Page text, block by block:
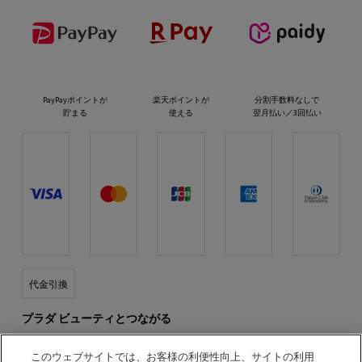
PayPayポイントが
貯まる
楽天ポイントが
使える
分割手数料なしで
翌月払い／3回払い
代金引換
プラダ ビューティとつながる
このウェブサイトでは、お客様の利便性向上、サイトの利用